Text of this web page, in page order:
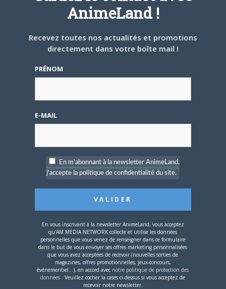
Animeland un jour...
L’AnimeLand Hors-Série
Une nouvelle série TV
Digimon en préparation
pour 2027
AnimeLand !
Recevez toutes nos actualités et promotions
directement dans votre boîte mail !
PRÉNOM
E-MAIL
En m'abonnant à la newsletter AnimeLand,
j'accepte la politique de confidentialité du site.
En vous inscrivant à la newsletter AnimeLand, vous acceptez
qu'AM MEDIA NETWORK collecte et utilise les données
personnelles que vous venez de renseigner dans ce formulaire
dans le but de vous envoyer ses offres marketing personnalisées
que vous avez acceptées de recevoir (nouvelles sorties de
magazines, offres promotionnelles, jeux-concours,
événementiel...), en accord avec notre politique de protection des
données . Veuillez cocher la cases ci-dessus si vous acceptez de
recevoir notre newsletter.